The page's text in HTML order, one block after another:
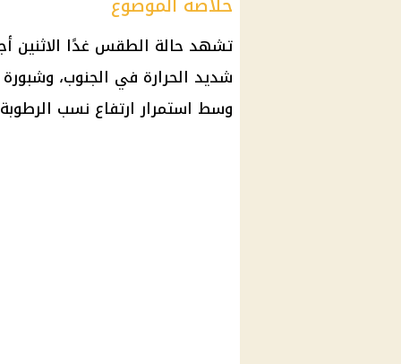
تشهد حالة الطقس غدًا
شديد الحرارة في الجنوب،
وسط استمرار ارتفاع نسب